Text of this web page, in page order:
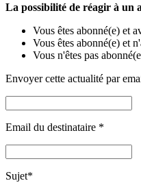
La possibilité de réagir à un
Vous êtes abonné(e) et
Vous êtes abonné(e) et
Vous n'êtes pas
Envoyer cette actualité par
Email du destinataire *
Sujet*